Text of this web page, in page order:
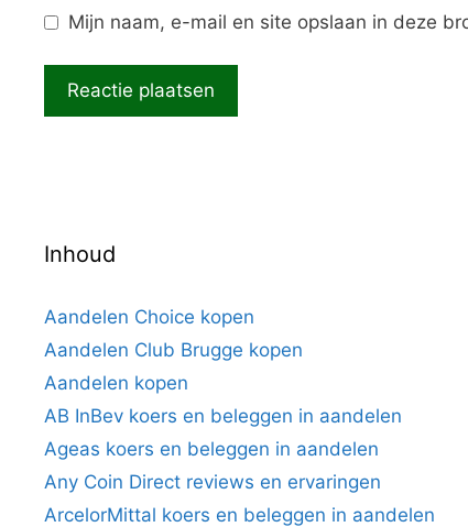
Mijn naam, e-mail en site opslaan in deze
Inhoud
Aandelen Choice kopen
Aandelen Club Brugge kopen
Aandelen kopen
AB InBev koers en beleggen in aandelen
Ageas koers en beleggen in aandelen
Any Coin Direct reviews en ervaringen
ArcelorMittal koers en beleggen in aandelen